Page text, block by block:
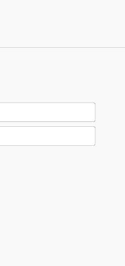
Naam*
E-